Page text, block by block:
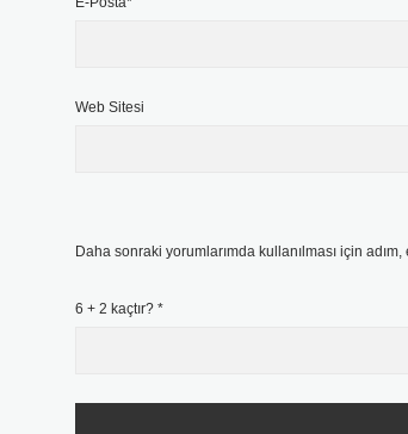
Web Sitesi
Daha sonraki yorumlarımda kullanılması için
6 + 2 kaçtır? *